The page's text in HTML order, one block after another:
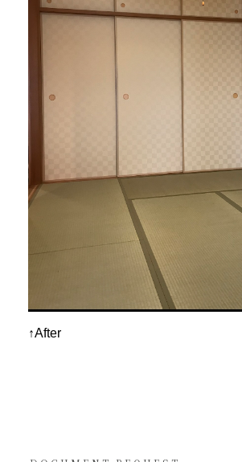
↑After